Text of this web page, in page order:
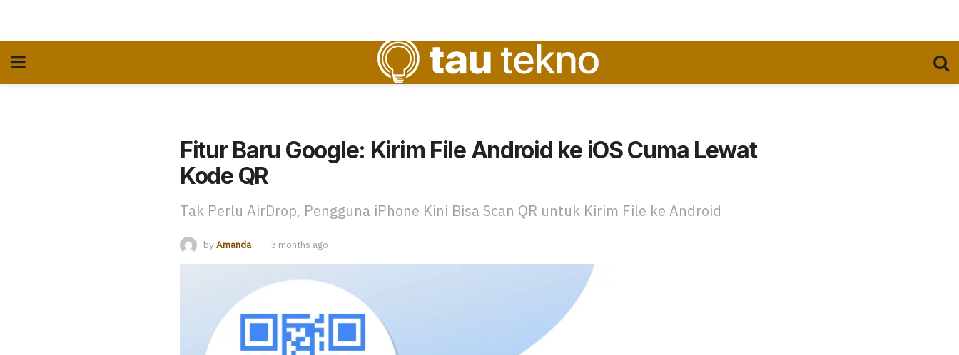
Fitur Baru Google: Kirim File Android ke iOS Cuma Lewat
Kode QR
Tak Perlu AirDrop, Pengguna iPhone Kini Bisa Scan QR untuk Kirim File ke Android
by Amanda 3 months ago